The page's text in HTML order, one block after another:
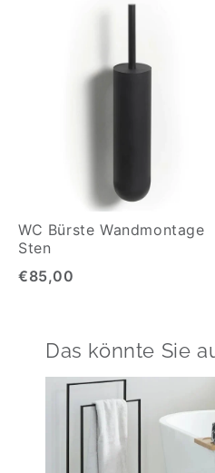
WC Bürste Wandmontage
Sten
€85,00
Das könnte Sie